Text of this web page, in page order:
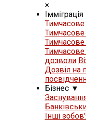
×
Iммiграцiя
Тимчасове
Тимчасове
дозволи
Дозвіл на
Бізнес ▼
Iнші